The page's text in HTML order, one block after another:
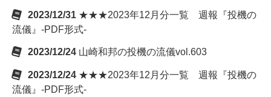
2023/12/31 ★★★2023年12月分一覧 週報『投機の
流儀』-PDF形式-
2023/12/24 山崎和邦の投機の流儀vol.603
2023/12/24 ★★★2023年12月分一覧 週報『投機の
流儀』-PDF形式-